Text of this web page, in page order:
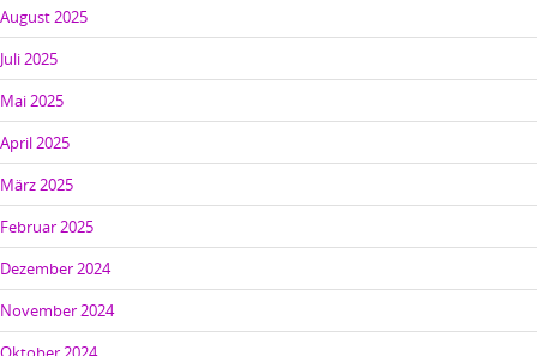
August 2025
Juli 2025
Mai 2025
April 2025
März 2025
Februar 2025
Dezember 2024
November 2024